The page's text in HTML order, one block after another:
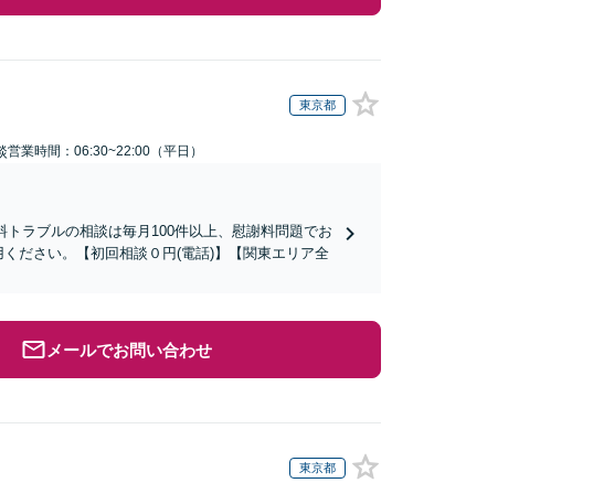
東京都
営業時間：06:30~22:00（平日）
ラブルの相談は毎月100件以上、慰謝料問題でお
ださい。【初回相談０円(電話)】【関東エリア全
メールでお問い合わせ
東京都